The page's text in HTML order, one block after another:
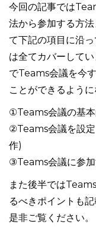
今回の記事では
法から参加する方
て下記の項目に沿
は全てカバーして
でTeams会議を今
ことができるように
①Teams会議の基
②Teams会議を設
作)
③Teams会議に参
また後半では
るべきポイントも
是非ご覧ください。